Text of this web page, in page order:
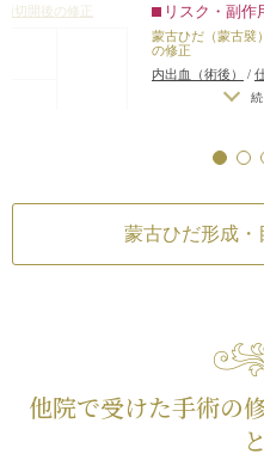
切開後の修正
・合併症
のわずかな左右差
仕上がりのわずかな
可能な限り自然
なりました。
手術は逆Z法に
1.5mm強ずつ目
じの形になるよ
くなりました。
また、丸見えだ
リスク・副作
蒙古ひだ（蒙古襞
の修正
内出血（術後）
/
左右差（完璧なシ
蒙古ひだ形成・
他院で受けた手術の